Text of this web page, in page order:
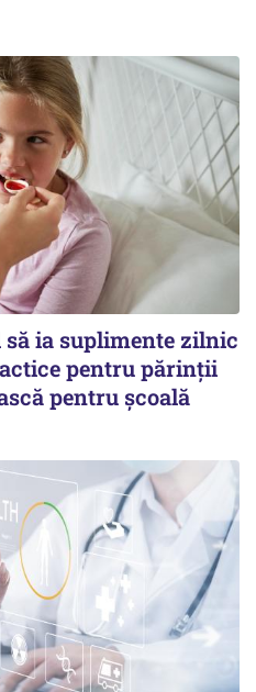
ia suplimente zilnic
pentru părinții
pentru școală